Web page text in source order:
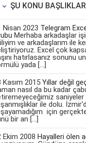
 ŞU KONU
Nisan 2023 Telegram
Merhaba arkadaşlar
ve arkadaşlarım ile
Excel çok
hatırlasanız sonunu
yada […]
Kasım 2015 Yıllar değil
nasıl da bu kadar
ile dolu.
için
bir an […]
Ekim 2008 Hayalleri ölen